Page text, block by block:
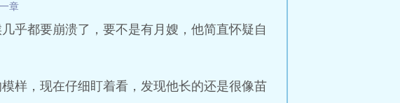
章
乎都要崩溃了，要不是有月嫂，他简直怀疑自
样，现在仔细盯着看，发现他长的还是很像苗